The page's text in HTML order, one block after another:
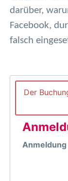
darüber,
Facebook,
falsch
Der
Anmeldung